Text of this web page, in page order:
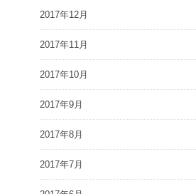
2017年12月
2017年11月
2017年10月
2017年9月
2017年8月
2017年7月